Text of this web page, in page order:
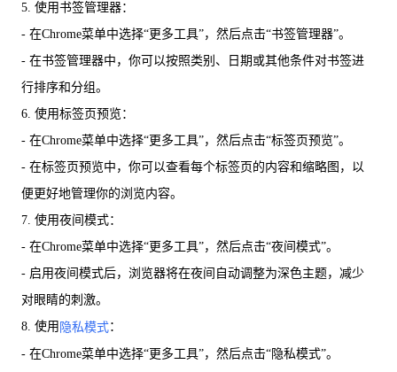
5. 使用书签管理器：
- 在Chrome菜单中选择“更多工具”，然后点击“书签管理器”。
- 在书签管理器中，你可以按照类别、日期或其他条件对书签进
行排序和分组。
6. 使用标签页预览：
- 在Chrome菜单中选择“更多工具”，然后点击“标签页预览”。
- 在标签页预览中，你可以查看每个标签页的内容和缩略图，以
便更好地管理你的浏览内容。
7. 使用夜间模式：
- 在Chrome菜单中选择“更多工具”，然后点击“夜间模式”。
- 启用夜间模式后，浏览器将在夜间自动调整为深色主题，减少
对眼睛的刺激。
8. 使用 隐私模式：
- 在Chrome菜单中选择“更多工具”，然后点击“隐私模式”。